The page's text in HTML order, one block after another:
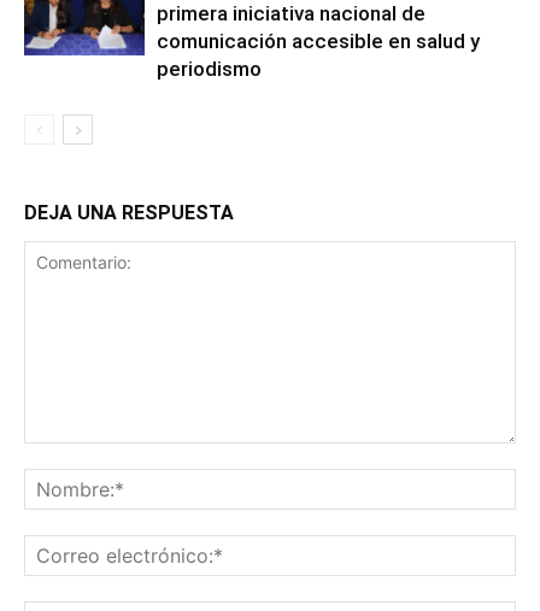
primera iniciativa nacional de
comunicación accesible en salud y
periodismo
DEJA UNA RESPUESTA